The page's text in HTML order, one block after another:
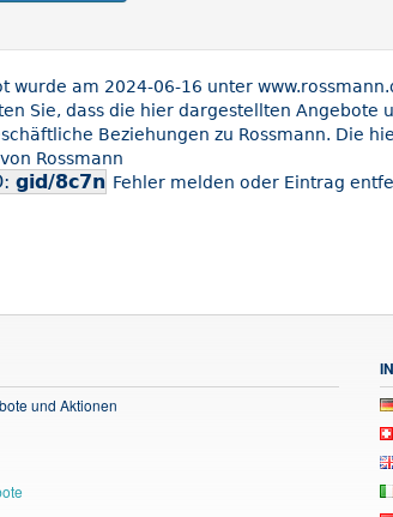
wurde am 2024-06-16 unter
Sie, dass die hier dargestellten
Beziehungen zu Rossmann. Die
Rossmann
gid/8c7n Fehler melden oder Eintrag
und Aktionen